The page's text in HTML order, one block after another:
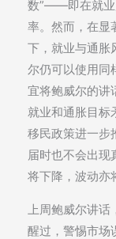
数”——即在就业
率。然而，在显
下，就业与通胀
尔仍可以使用同
宜将鲍威尔的讲
就业和通胀目标
移民政策进一步
届时也不会出现
将下降，波动亦
上周鲍威尔讲话
醒过，警惕市场